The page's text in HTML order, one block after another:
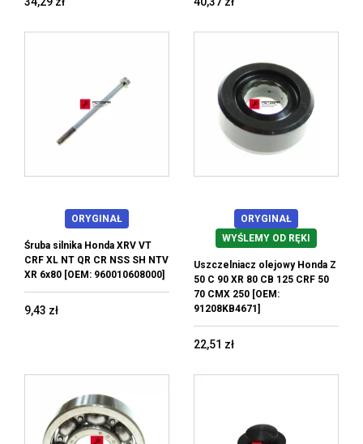
ORYGINAŁ
Śruba silnika Honda XRV VT
CRF XL NT QR CR NSS SH NTV
XR 6x80 [OEM: 960010608000]
9,43 zł
ORYGINAŁ
WYŚLEMY OD RĘKI
Uszczelniacz olejowy Honda Z
50 C 90 XR 80 CB 125 CRF 50
70 CMX 250 [OEM:
91208KB4671]
22,51 zł